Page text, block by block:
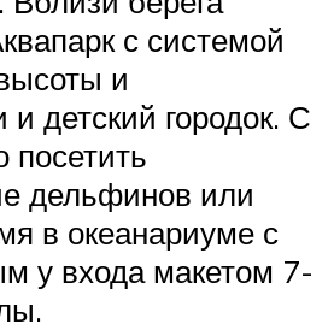
с системой
и
и детский городок. С
дельфинов или
в океанариуме с
у входа макетом 7-